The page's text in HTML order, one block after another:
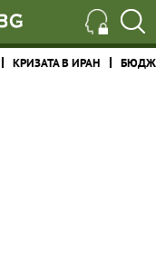
КРИЗАТА В ИРАН